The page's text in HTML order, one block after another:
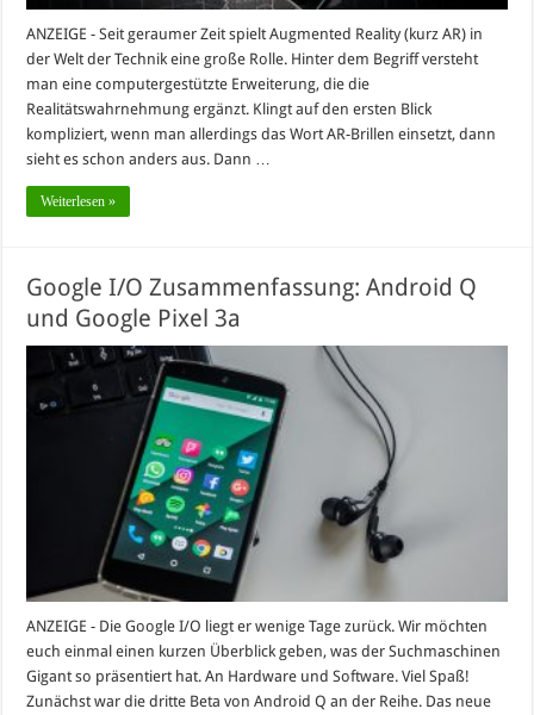
ANZEIGE - Seit geraumer Zeit spielt Augmented Reality (kurz AR) in
der Welt der Technik eine große Rolle. Hinter dem Begriff versteht
man eine computergestützte Erweiterung, die die
Realitätswahrnehmung ergänzt. Klingt auf den ersten Blick
kompliziert, wenn man allerdings das Wort AR-Brillen einsetzt, dann
sieht es schon anders aus. Dann …
Weiterlesen »
Google I/O Zusammenfassung: Android Q
und Google Pixel 3a
ANZEIGE - Die Google I/O liegt er wenige Tage zurück. Wir möchten
euch einmal einen kurzen Überblick geben, was der Suchmaschinen
Gigant so präsentiert hat. An Hardware und Software. Viel Spaß!
Zunächst war die dritte Beta von Android Q an der Reihe. Das neue